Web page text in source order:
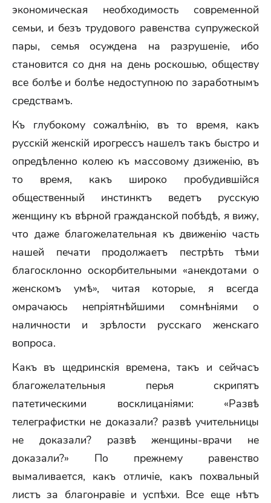
экономическая необходимость современной
семьи, и безъ трудового равенства супружеской
пары, семья осуждена на разрушеніе, ибо
становится со дня на день роскошью, обществу
все болѣе и болѣе недоступною по заработнымъ
средствамъ.
Къ глубокому сожалѣнію, въ то время, какъ
русскій женскій ирогрессъ нашелъ такъ быстро и
опредѣленно колею къ массовому дзиженію, въ
то время, какъ широко пробудившійся
общественный инстинктъ ведетъ русскую
женщину къ вѣрной гражданской побѣдѣ, я вижу,
что даже благожелательная къ движенію часть
нашей печати продолжаетъ пестрѣть тѣми
благосклонно оскорбительными «анекдотами о
женскомъ умѣ», читая которые, я всегда
омрачаюсь непріятнѣйшими сомнѣніями о
наличности и зрѣлости русскаго женскаго
вопроса.
Какъ въ щедринскія времена, такъ и сейчасъ
благожелательныя перья скрипятъ
патетическими восклицаніями: «Развѣ
телеграфистки не доказали? развѣ учительницы
не доказали? развѣ женщины-врачи не
доказали?» По прежнему равенство
вымаливается, какъ отличіе, какъ похвальный
листъ за благонравіе и успѣхи. Все еще нѣтъ